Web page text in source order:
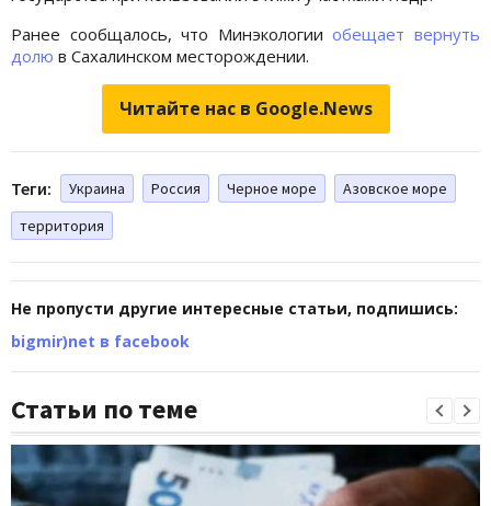
Ранее сообщалось, что Минэкологииобещает вернуть
долю в Сахалинском месторождении.
Читайте нас в Google.News
Теги: Украина Россия Черное море
Азовское море
территория
Не пропусти другие интересные статьи, подпишись:
bigmir)net в facebook
Статьи по теме